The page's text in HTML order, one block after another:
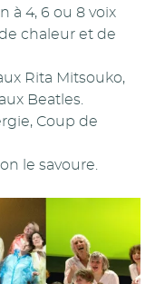
à 4, 6 ou 8 voix
chaleur et de
Rita Mitsouko,
Beatles.
Coup de
le savoure.